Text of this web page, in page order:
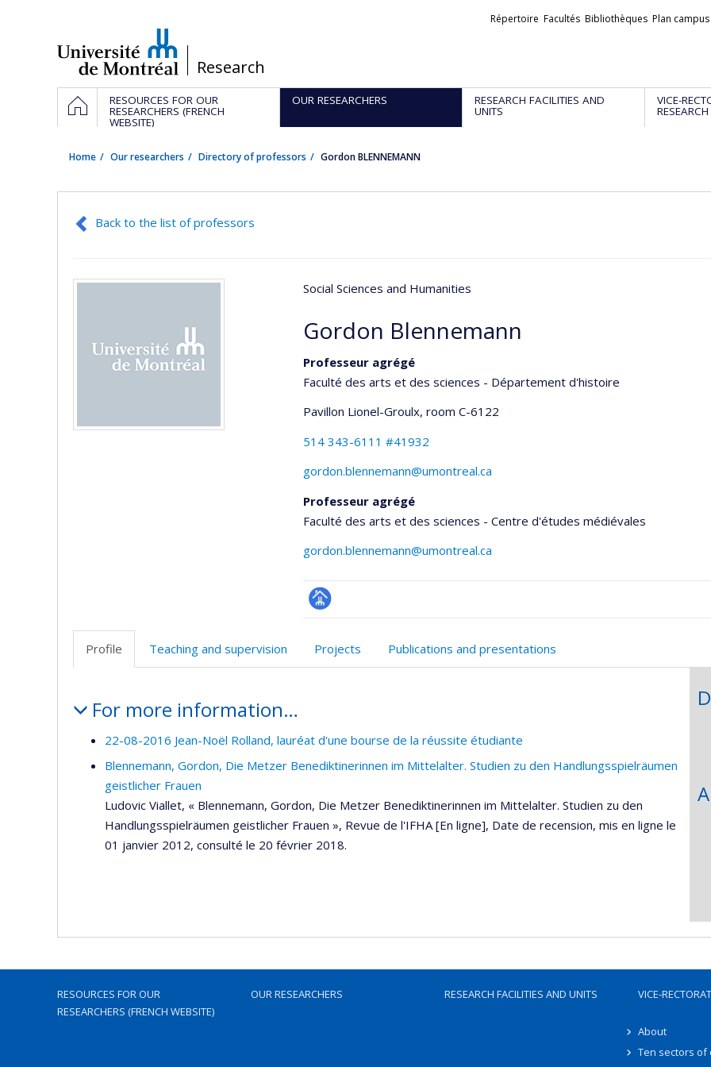
/Research
Liens
Répertoire Facultés Bibliothèques Plan campus
Navigation
principale
HOMERESOURCES FOR OUR
RESEARCHERS (FRENCH
WEBSITE)
OUR RESEARCHERS RESEARCH FACILITIES AND
UNITS
VICE-
RESEARCH
Home Our researchers Directory of professors Gordon BLENNEMANN
Back to the list of professors
Social Sciences and Humanities
Gordon Blennemann
Professeur agrégé
Faculté des arts et des sciences - Département d'histoire
Pavillon Lionel-Groulx, room C-6122
514 343-6111 #41932
gordon.blennemann@umontreal.ca
Professeur agrégé
Faculté des arts et des sciences - Centre d'études médiévales
gordon.blennemann@umontreal.ca
Page
(faculté,département,école)
Profile Teaching and supervision Projects Publications and presentations
For more information…
22-08-2016 Jean-Noël Rolland, lauréat d'une bourse de la réussite étudiante
Blennemann, Gordon, Die Metzer Benediktinerinnen im Mittelalter. Studien zu den Handlungsspielräumen
geistlicher Frauen
Ludovic Viallet, « Blennemann, Gordon, Die Metzer Benediktinerinnen im Mittelalter. Studien zu den
Handlungsspielräumen geistlicher Frauen », Revue de l'IFHA [En ligne], Date de recension, mis en ligne le
01 janvier 2012, consulté le 20 février 2018.
RESOURCES FOR OUR
RESEARCHERS (FRENCH WEBSITE)
OUR RESEARCHERS RESEARCH FACILITIES AND UNITS VICE-
About
Ten sectors of